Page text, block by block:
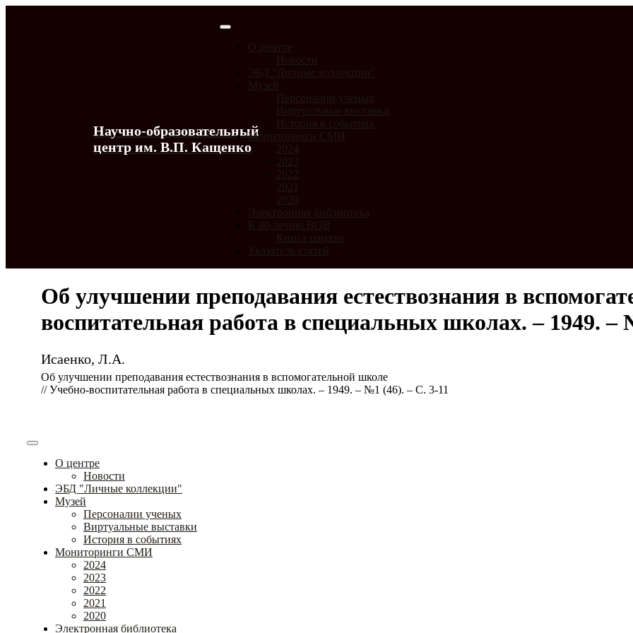
Научно-образовательный
центр им. В.П. Кащенко
О центре
Новости
ЭБД "Личные коллекции"
Музей
Персоналии ученых
Виртуальные выставки
История в событиях
Мониторинги СМИ
2024
2023
2022
2021
2020
Электронная библиотека
К 80-летию ВОВ
Книга памяти
Указатель статей
Об улучшении преподавания естествознания в
воспитательная работа в специальных школах. – 1949. –
Исаенко, Л.А.
Об улучшении преподавания естествознания в вспомогательной школе
// Учебно-воспитательная работа в специальных школах. – 1949. – №1 (46). – С. 3-11
О центре
Новости
ЭБД "Личные коллекции"
Музей
Персоналии ученых
Виртуальные выставки
История в событиях
Мониторинги СМИ
2024
2023
2022
2021
2020
Электронная библиотека